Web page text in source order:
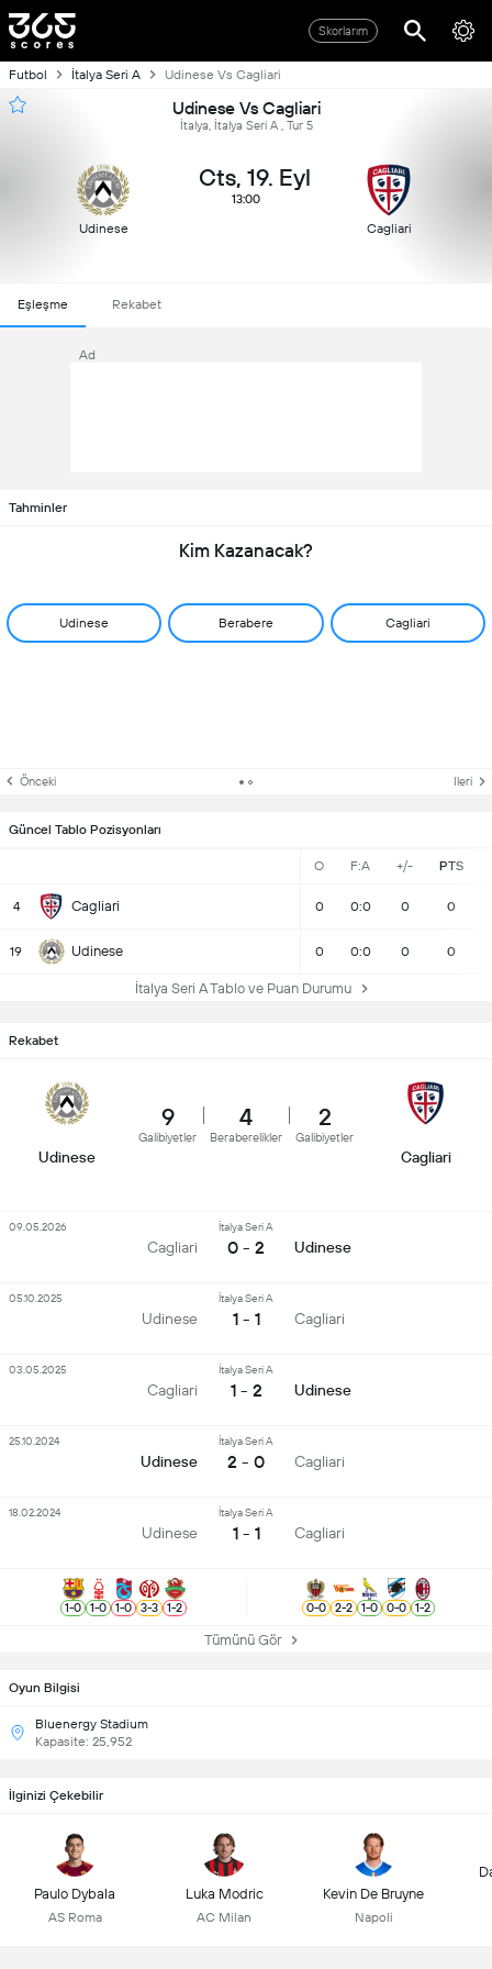
Skorlarım
Futbol İtalya Seri A Udinese Vs Cagliari
Udinese Vs Cagliari
İtalya, İtalya Seri A , Tur 5
Udinese
Cts, 19. Eyl
13:00
Cagliari
Eşleşme Rekabet
Ad
Tahminler
Kim Kazanacak?
Udinese Berabere Cagliari
Önceki Ileri
Güncel Tablo Pozisyonları
O F:A +/- PTS
4 Cagliari 0 0:0 0 0
19 Udinese 0 0:0 0 0
İtalya Seri A Tablo ve Puan Durumu
Oyun Bilgisi
Bluenergy Stadium
Kapasite: 25,952
Rekabet
Udinese
9
Galibiyetler
4
Beraberelikler
2
Galibiyetler
Cagliari
Cagliari
İtalya Seri A
0 - 2 Udinese
09.05.2026
Udinese
İtalya Seri A
1 - 1 Cagliari
05.10.2025
Cagliari
İtalya Seri A
1 - 2 Udinese
03.05.2025
Udinese
İtalya Seri A
2 - 0 Cagliari
25.10.2024
Udinese
İtalya Seri A
1 - 1 Cagliari
18.02.2024
1-0 1-0 1-0 3-3 1-2 0-0 2-2 1-0 0-0 1-2
Tümünü Gör
İlginizi Çekebilir
Paulo Dybala
AS Roma
Luka Modric
AC Milan
Kevin De Bruyne
Napoli